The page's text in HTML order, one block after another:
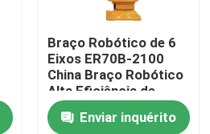
Braço Robótico de 6
Eixos ER70B-2100
China Braço Robótico
Alta Eficiência de
Trabalho
Enviar inquérito